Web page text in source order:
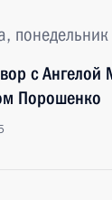
понедельник
с
Порошенко